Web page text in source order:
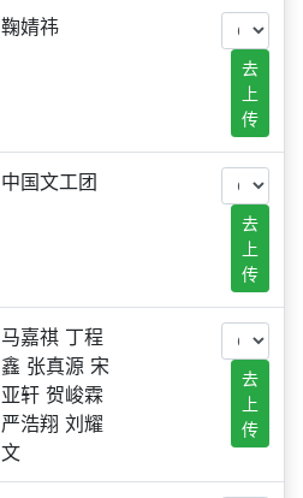
鞠婧祎
去
上
传
中国文工团
去
上
传
马嘉祺 丁程
鑫 张真源 宋
亚轩 贺峻霖
严浩翔 刘耀
文
去
上
传